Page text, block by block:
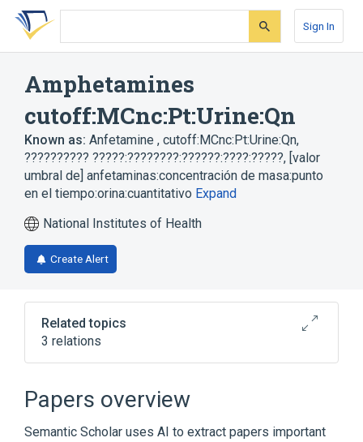
Skip
search
Skip
Skip
account
Sign In
Amphetamines
cutoff:MCnc:Pt:Urine:Qn
Known as: Anfetamine , cutoff:MCnc:Pt:Urine:Qn,
?????????? ?????:????????:??????:????:?????, [valor
umbral de] anfetaminas:concentración de masa:punto
en el tiempo:orina:cuantitativo Expand
National Institutes of Health
Create Alert
Related topics
3 relations
Amphetamines
Unit of Mass Concentration
Papers overview
Semantic Scholar uses AI to extract papers important